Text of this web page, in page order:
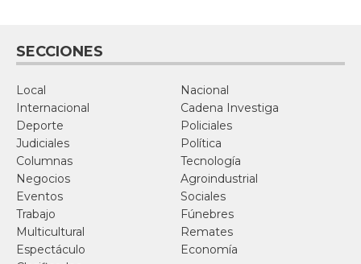
SECCIONES
Local
Nacional
Internacional
Cadena Investiga
Deporte
Policiales
Judiciales
Política
Columnas
Tecnología
Negocios
Agroindustrial
Eventos
Sociales
Trabajo
Fúnebres
Multicultural
Remates
Espectáculo
Economía